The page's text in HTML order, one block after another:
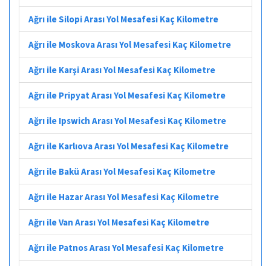
Ağrı ile Silopi Arası Yol Mesafesi Kaç Kilometre
Ağrı ile Moskova Arası Yol Mesafesi Kaç Kilometre
Ağrı ile Karşi Arası Yol Mesafesi Kaç Kilometre
Ağrı ile Pripyat Arası Yol Mesafesi Kaç Kilometre
Ağrı ile Ipswich Arası Yol Mesafesi Kaç Kilometre
Ağrı ile Karlıova Arası Yol Mesafesi Kaç Kilometre
Ağrı ile Bakü Arası Yol Mesafesi Kaç Kilometre
Ağrı ile Hazar Arası Yol Mesafesi Kaç Kilometre
Ağrı ile Van Arası Yol Mesafesi Kaç Kilometre
Ağrı ile Patnos Arası Yol Mesafesi Kaç Kilometre